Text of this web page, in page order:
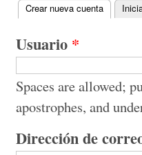
Primary tabs
Crear nueva cuenta (active
Usuario *
Spaces are allowed;
apostrophes, and
Dirección de